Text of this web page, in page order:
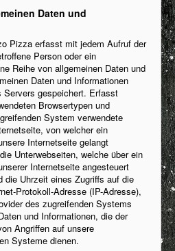
Daten und
Pizza erfasst mit jedem Aufruf der
Person oder ein
Reihe von allgemeinen Daten und
Daten und Informationen
Servers gespeichert. Erfasst
Browsertypen und
System verwendete
von welcher ein
Internetseite gelangt
Unterwebseiten, welche über ein
Internetseite angesteuert
die Uhrzeit eines Zugriffs auf die
Protokoll-Adresse (IP-Adresse),
des zugreifenden Systems
und Informationen, die der
Angriffen auf unsere
Systeme dienen.